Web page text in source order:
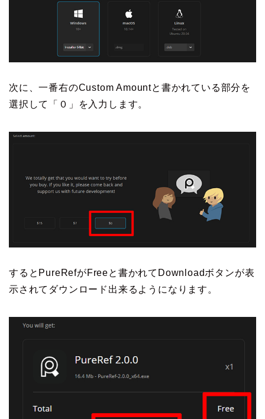
次に、一番右のCustom Amountと書かれている部分を
選択して「０」を入力します。
するとPureRefがFreeと書かれてDownloadボタンが表
示されてダウンロード出来るようになります。